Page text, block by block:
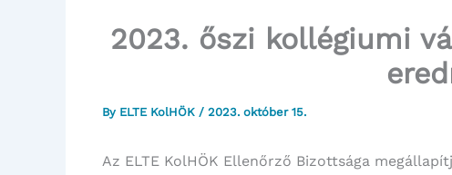
2023. őszi kollégiumi
By ELTE KolHÖK / 2023. október 15.
Az ELTE KolHÖK Ellenőrző Bizottsága